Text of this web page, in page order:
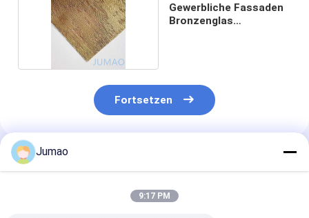
Gewerbliche Fassaden
Bronzenglas
Fortsetzen
Empfohlene Produkte
Jumao
9:17 PM